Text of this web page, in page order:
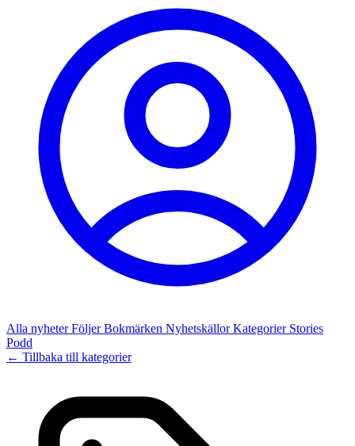
Alla nyheterFöljerBokmärken NyhetskällorKategorier Stories
Podd
← Tillbaka till kategorier